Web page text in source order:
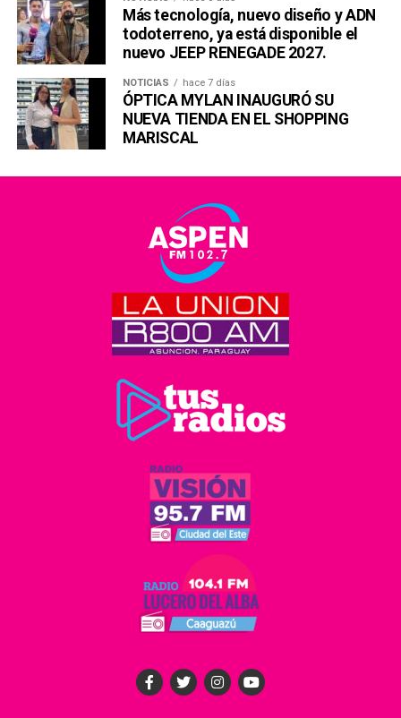
Más tecnología, nuevo diseño y ADN
todoterreno, ya está disponible el
nuevo JEEP RENEGADE 2027.
NOTICIAS hace 7 días
ÓPTICA MYLAN INAUGURÓ SU
NUEVA TIENDA EN EL SHOPPING
MARISCAL